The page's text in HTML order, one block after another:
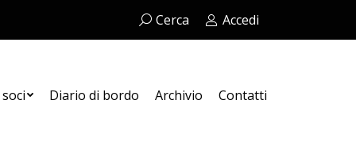
Cerca:Cerca Accedi
Diario di bordo Archivio Contatti
Contatti